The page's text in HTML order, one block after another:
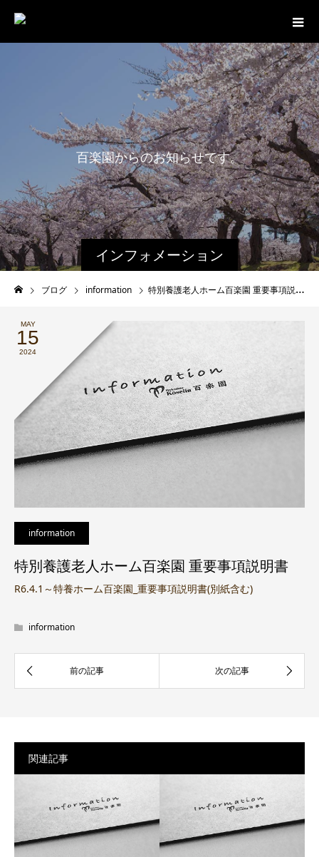
インフォメーション
百楽園からのお知らせです。
最
ブログ information 特別養護老人ホーム百楽園 重要事項説明書
MAY
15
2024
information
特別養護老人ホーム百楽園 重要事項説明書
R6.4.1～特養ホーム百楽園_重要事項説明書(別紙含む)
information
関連記事